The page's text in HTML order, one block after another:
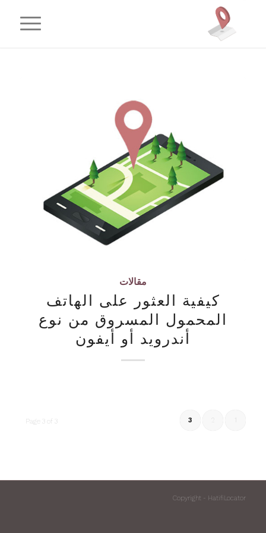
مقالات
كيفية العثور على الهاتف
المحمول المسروق من نوع
أندرويد أو أيفون
Page 3 of 3 1
3
Copyright - HatifiLocator